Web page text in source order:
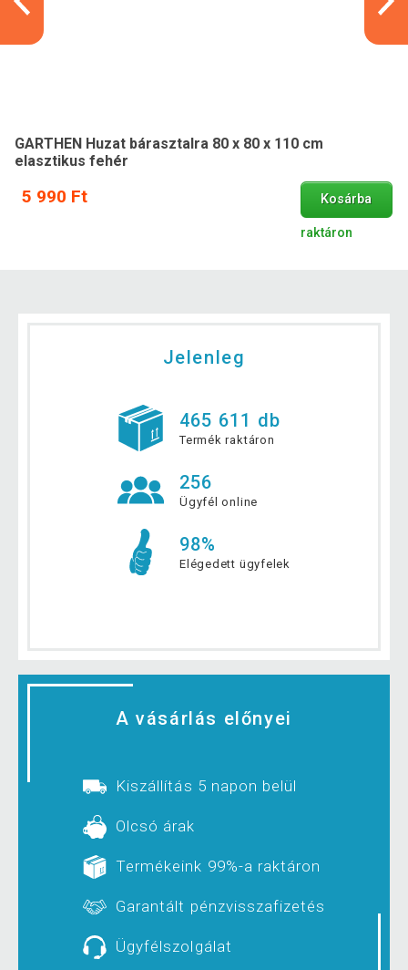
GARTHEN Huzat bárasztalra 80 x 80 x 110 cm
elasztikus fehér
5 990 Ft Kosárba
raktáron
Jelenleg
465 611 db
Termék raktáron
256
Ügyfél online
98%
Elégedett ügyfelek
A vásárlás előnyei
Kiszállítás 5 napon belül
Olcsó árak
Termékeink 99%-a raktáron
Garantált pénzvisszafizetés
Ügyfélszolgálat